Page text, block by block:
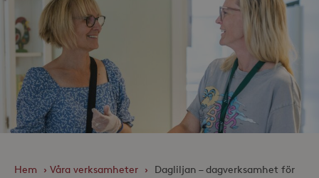
Hem › Våra verksamheter ›
Dagliljan – dagverksamhet för